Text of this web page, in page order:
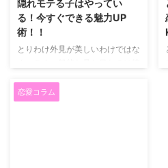
ッシュすれば、また恋活を頑張り
たい気持ちが出てきます。 気分
転換してリフレッシュしていきま
しょう。 気持ちを切り替えるこ
隠れモテる子はやってい
る！今すぐできる魅力UP
術！！
とりわけ外見が美しいわけではな
それなりにかわしくしているけれ
ど、普通のあの子はどうしていつ
恋愛コラム